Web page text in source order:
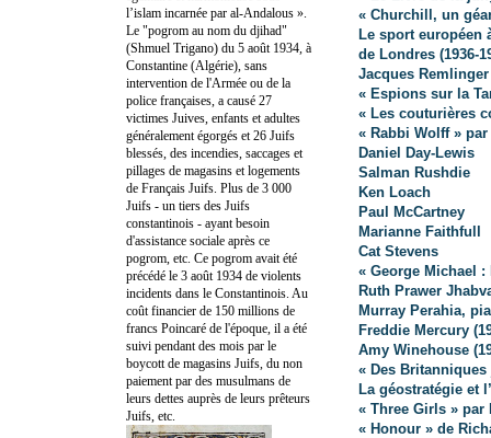
« Churchill, un
Le sport européen
de Londres (1936-
Jacques Remlinger
« Espions sur la
« Les couturières
« Rabbi Wolff »
Daniel Day-Lewis
Salman Rushdie
Ken Loach
Paul McCartney
Marianne Faithfull
Cat Stevens
« George Michael
Ruth Prawer
Murray Perahia,
Freddie Mercury
Amy Winehouse
« Des
La géostratégie et
« Three Girls »
« Honour » de
l’islam incarnée par al-Andalous ».
Le "pogrom au nom du djihad"
(Shmuel Trigano) du 5 août 1934, à
Constantine (Algérie), sans
intervention de l'Armée ou de la
police françaises, a causé 27
victimes Juives, enfants et adultes
généralement égorgés et 26 Juifs
blessés, des incendies, saccages et
pillages de magasins et logements
de Français Juifs. Plus de 3 000
Juifs - un tiers des Juifs
constantinois - ayant besoin
d'assistance sociale après ce
pogrom, etc. Ce pogrom avait été
précédé le 3 août 1934 de violents
incidents dans le Constantinois. Au
coût financier de 150 millions de
francs Poincaré de l'époque, il a été
suivi pendant des mois par le
boycott de magasins Juifs, du non
paiement par des musulmans de
leurs dettes auprès de leurs prêteurs
Juifs, etc.